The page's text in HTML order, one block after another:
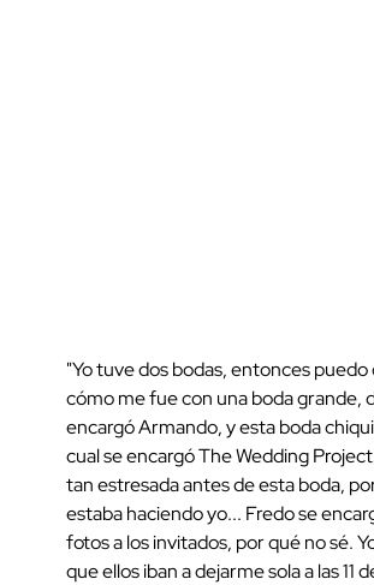
"Yo tuve dos bodas, entonces
cómo me fue con una boda grande,
encargó Armando, y esta boda
cual se encargó The Wedding
tan estresada antes de esta boda,
estaba haciendo yo... Fredo se
fotos a los invitados, por qué no sé.
que ellos iban a dejarme sola a las 11